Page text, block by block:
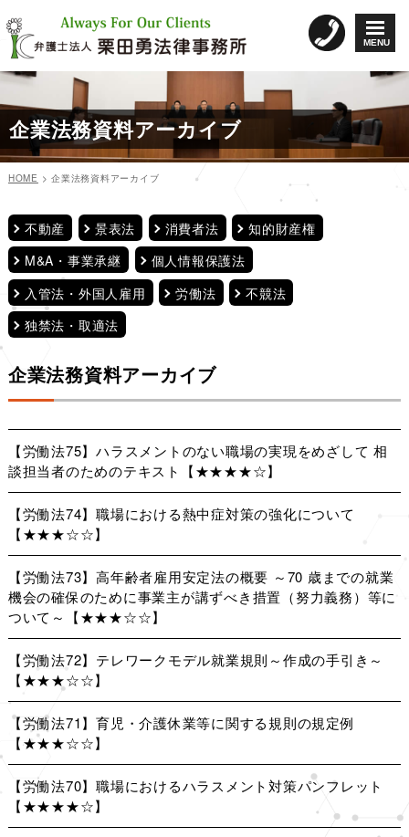
MENU
ン
テ
ン
へ
ス
キ
ッ
企業法務資料アーカイブ
HOME >企業法務資料アーカイブ
不動産 景表法 消費者法
知的財産権
M&A・事業承継
個人情報保護法
入管法・外国人雇用
労働法
不競法
独禁法・取適法
企業法務資料アーカイブ
【労働法75】ハラスメントのない職場の実現をめざして 相
談担当者のためのテキスト【★★★★☆】
【労働法74】職場における熱中症対策の強化について
【★★★☆☆】
【労働法73】高年齢者雇用安定法の概要 ～70 歳までの就業
機会の確保のために事業主が講ずべき措置（努力義務）等に
ついて～【★★★☆☆】
【労働法72】テレワークモデル就業規則～作成の手引き～
【★★★☆☆】
【労働法71】育児・介護休業等に関する規則の規定例
【★★★☆☆】
【労働法70】職場におけるハラスメント対策パンフレット
【★★★★☆】
投
稿
ナ
ビ
ゲ
ー
シ
ョ
ン
ジ ジ ジ ジ ジ
ー
ジ